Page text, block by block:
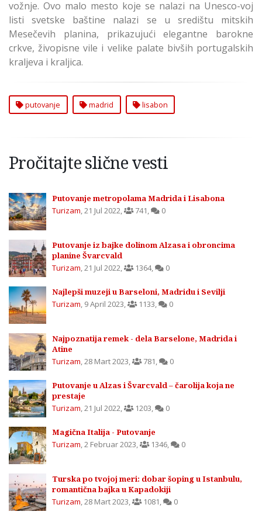
vožnje. Ovo malo mesto koje se nalazi na Unesco-voj
listi svetske baštine nalazi se u središtu mitskih
Mesečevih planina, prikazujući elegantne barokne
crkve, živopisne vile i velike palate bivših portugalskih
kraljeva i kraljica.
putovanje madrid lisabon
Pročitajte slične vesti
Putovanje metropolama Madrida i Lisabona
Turizam,21 Jul 2022, 741, 0
Putovanje iz bajke dolinom Alzasa i obroncima
planine Švarcvald
Turizam,21 Jul 2022, 1364, 0
Najlepši muzeji u Barseloni, Madridu i Sevilji
Turizam, 9 April 2023, 1133, 0
Najpoznatija remek - dela Barselone, Madrida i
Atine
Turizam,28 Mart 2023, 781, 0
Putovanje u Alzas i Švarcvald – čarolija koja ne
prestaje
Turizam,21 Jul 2022, 1203, 0
Magična Italija - Putovanje
Turizam,2 Februar 2023, 1346, 0
Turska po tvojoj meri: dobar šoping u Istanbulu,
romantična bajka u Kapadokiji
Turizam,28 Mart 2023, 1081, 0